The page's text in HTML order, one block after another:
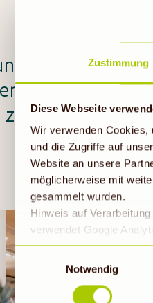
Zustimmung
Diese Webseite
Wir verwenden Cookies,
und die Zugriffe auf
Website an unsere
möglicherweise mit
gesammelt wurden.
Hinweis auf
verwendet Google
geklickt bzw.
die Daten in den USA
EU-Standards
durch US-Behörden, zu
Einwilligungsauswahl
Notwendig
Denns
Bedarf: von
zu